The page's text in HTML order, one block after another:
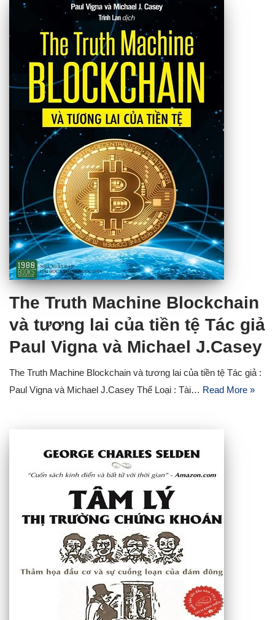
The Truth Machine Blockchain
và tương lai của tiền tệ Tác giả
Paul Vigna và Michael J.Casey
The Truth Machine Blockchain và tương lai của tiền tệ Tác giả :
Paul Vigna và Michael J.Casey Thể Loại : Tài… Read More »